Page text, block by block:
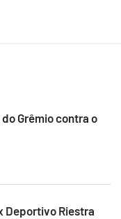
Grêmio contra o
Deportivo Riestra